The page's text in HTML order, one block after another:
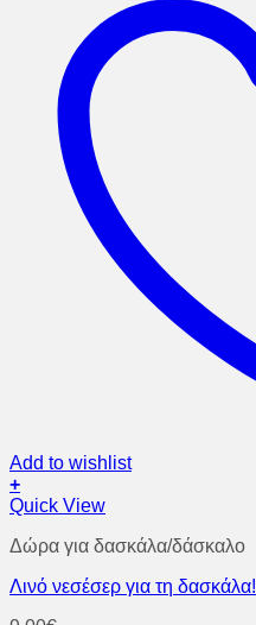
Add to wishlist
+
Quick View
Δώρα για δασκάλα/δάσκαλο
Λινό νεσέσερ για τη δασκάλα!